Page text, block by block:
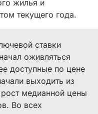
жилья и
текущего года.
ставки
оживляться
доступные по цене
выходить из
медианной цены
Во всех